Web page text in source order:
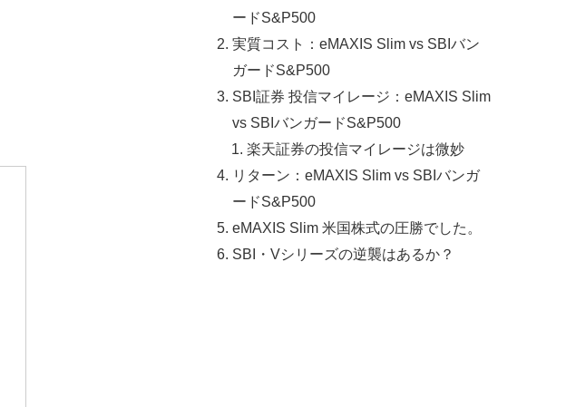
ードS&P500
実質コスト：eMAXIS Slim vs SBIバン
ガードS&P500
SBI証券 投信マイレージ：eMAXIS Slim
vs SBIバンガードS&P500
楽天証券の投信マイレージは微妙
リターン：eMAXIS Slim vs SBIバンガ
ードS&P500
eMAXIS Slim 米国株式の圧勝でした。
SBI・Vシリーズの逆襲はあるか？